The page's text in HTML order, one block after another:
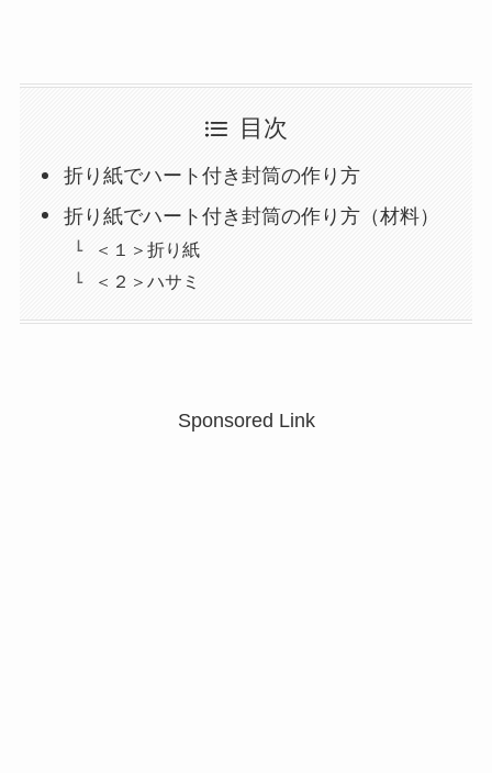
目次
折り紙でハート付き封筒の作り方
折り紙でハート付き封筒の作り方（材料）
＜１＞折り紙
＜２＞ハサミ
Sponsored Link